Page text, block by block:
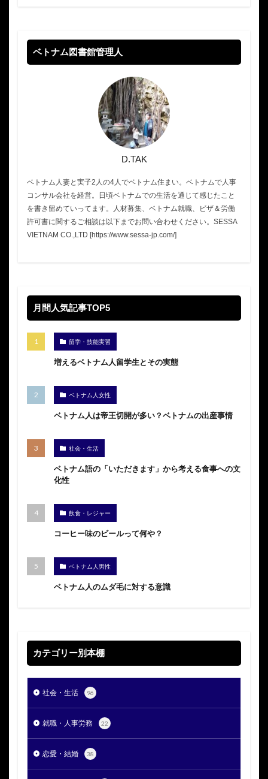
ベトナム図書館管理人
D.TAK
ベトナム人妻と実子2人の4人でベトナム住まい。ベトナムで人事
コンサル会社を経営。日頃ベトナムでの生活を通じて感じたこと
を書き留めていってます。人材募集、ベトナム就職、ビザ＆労働
許可書に関するご相談は以下までお問い合わせください。SESSA
VIETNAM CO.,LTD [https://www.sessa-jp.com/]
月間人気記事TOP5
留学・技能実習
増えるベトナム人留学生とその実態
ベトナム人女性
ベトナム人は帝王切開が多い？ベトナムの出産事情
社会・生活
ベトナム語の「いただきます」から考える食事への文
化性
飲食・レジャー
コーヒー味のビールって何や？
ベトナム人男性
ベトナム人のムダ毛に対する意識
カテゴリー別本棚
社会・生活 96
就職・人事労務 22
恋愛・結婚 38